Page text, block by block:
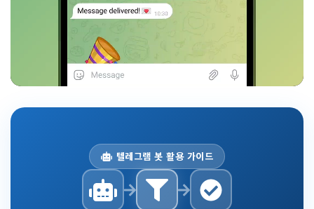
텔레그램 봇 활용 가이드